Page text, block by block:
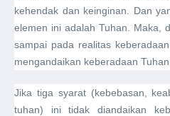
kehendak dan keinginan. Dan
elemen ini adalah Tuhan. Maka,
sampai pada realitas
mengandaikan keberadaan Tuhan.
Jika tiga syarat (kebebasan,
tuhan) ini tidak diandaikan